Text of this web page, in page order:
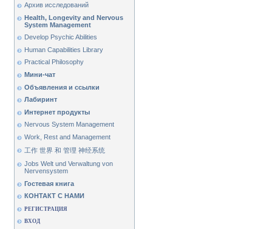
Архив исследований
Health, Longevity and Nervous
System Management
Develop Psychic Abilities
Human Capabilities Library
Practical Philosophy
Мини-чат
Объявления и ссылки
Лабиринт
Интернет продукты
Nervous System Management
Work, Rest and Management
工作 世界 和 管理 神经系统
Jobs Welt und Verwaltung von
Nervensystem
Гостевая книга
КОНТАКТ С НАМИ
РЕГИСТРАЦИЯ
ВХОД